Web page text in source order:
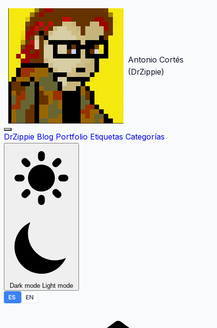
Antonio Cortés
(DrZippie)
DrZippie Blog Portfolio Etiquetas Categorías
Dark mode Light mode
ES
EN